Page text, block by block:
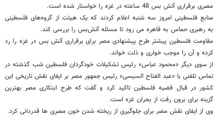
مصری برقراری آتش بس 48 ساعته در غزه را خواستار شده است.
منابع فلسطینی امروز سه شنبه اعلام کردند که یک هیئت از گروه‌های فلسطینی
به رهبری حماس به قاهره می رود تا مسئله آتش‌بس را بررسی کند.
مقاومت فلسطین پیشتر طرح پیشنهادی مصر برای برقراری آتش بس در غزه را رد
کرده و آن را موجب خواری و ذلت خواند.
از سوی دیگر «محمود عباس» رئیس تشکیلات خودگردان فلسطین شب گذشته در
تماس تلفنی با «عبد الفتاح السیسی» رئیس جمهور مصر بر ایفای نقش تاریخی این
کشور در قبال قضیه فلسطین تاکید کرد و گفت که طرح ابتکاری مصر بهترین
گزینه برای برون رفت از بحران غزه است.
وی از ایفای نقش مصر برای جلوگیری از ریخته شدن خون مصری ها قدردانی کرد.